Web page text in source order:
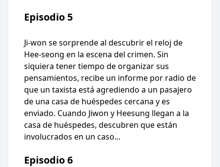
Episodio 5
Ji-won se sorprende al descubrir el reloj de
Hee-seong en la escena del crimen. Sin
siquiera tener tiempo de organizar sus
pensamientos, recibe un informe por radio de
que un taxista está agrediendo a un pasajero
de una casa de huéspedes cercana y es
enviado. Cuando Jiwon y Heesung llegan a la
casa de huéspedes, descubren que están
involucrados en un caso...
Episodio 6